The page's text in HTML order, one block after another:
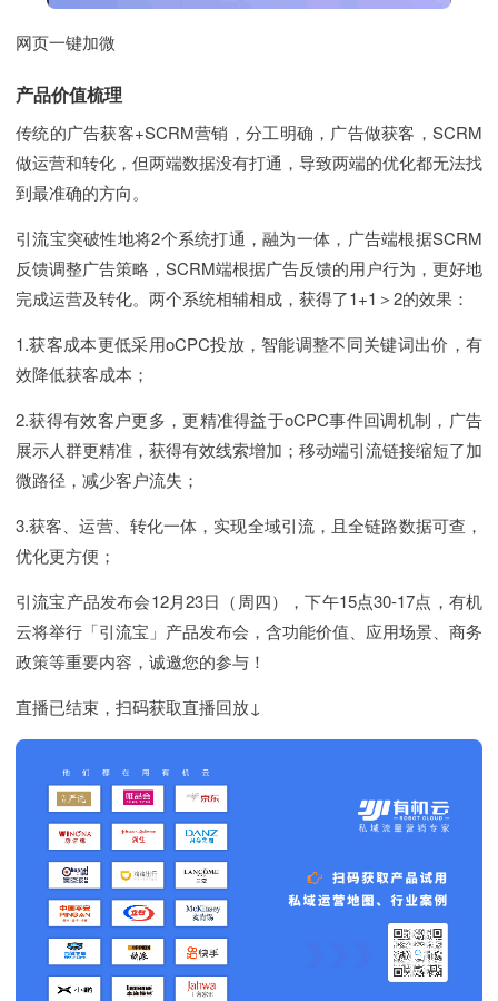
网页一键加微
产品价值梳理
传统的广告获客+SCRM营销，分工明确，广告做获客，SCRM
做运营和转化，但两端数据没有打通，导致两端的优化都无法找
到最准确的方向。
引流宝突破性地将2个系统打通，融为一体，广告端根据SCRM
反馈调整广告策略，SCRM端根据广告反馈的用户行为，更好地
完成运营及转化。两个系统相辅相成，获得了1+1＞2的效果：
1.获客成本更低采用oCPC投放，智能调整不同关键词出价，有
效降低获客成本；
2.获得有效客户更多，更精准得益于oCPC事件回调机制，广告
展示人群更精准，获得有效线索增加；移动端引流链接缩短了加
微路径，减少客户流失；
3.获客、运营、转化一体，实现全域引流，且全链路数据可查，
优化更方便；
引流宝产品发布会12月23日（周四），下午15点30-17点，有机
云将举行「引流宝」产品发布会，含功能价值、应用场景、商务
政策等重要内容，诚邀您的参与！
直播已结束，扫码获取直播回放↓